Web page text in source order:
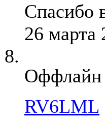
Спасибо
26 марта
Оффлайн
RV6LML